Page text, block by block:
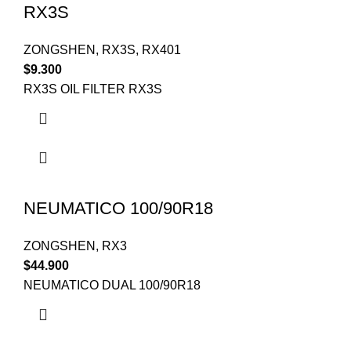
RX3S
ZONGSHEN , RX3S, RX401
$9.300
RX3S OIL FILTER RX3S
NEUMATICO 100/90R18
ZONGSHEN , RX3
$44.900
NEUMATICO DUAL 100/90R18